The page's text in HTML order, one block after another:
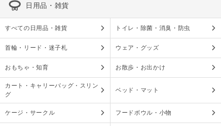
日用品・雑貨
すべての日用品・雑貨 トイレ・除菌・消臭・防虫
首輪・リード・迷子札 ウェア・グッズ
おもちゃ・知育 お散歩・お出かけ
カート・キャリーバッグ・スリン
グ
ベッド・マット
ケージ・サークル フードボウル・小物